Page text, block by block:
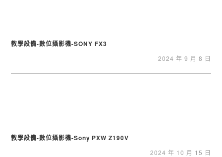
教學設備-數位攝影機-SONY FX3
2024 年 9 月 8 日
教學設備-數位攝影機-Sony PXW Z190V
2024 年 10 月 15 日